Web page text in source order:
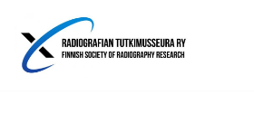
Siirry
suoraan